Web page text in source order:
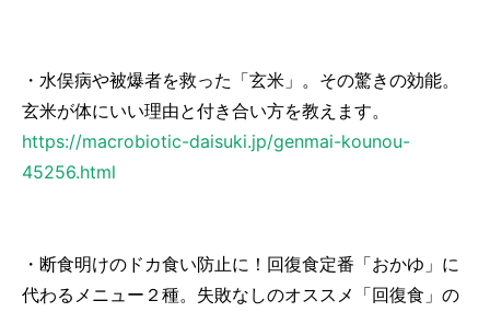
・水俣病や被爆者を救った「玄米」。その驚きの効能。
玄米が体にいい理由と付き合い方を教えます。
https://macrobiotic-daisuki.jp/genmai-kounou-
45256.html
・断食明けのドカ食い防止に！回復食定番「おかゆ」に
代わるメニュー２種。失敗なしのオススメ「回復食」の